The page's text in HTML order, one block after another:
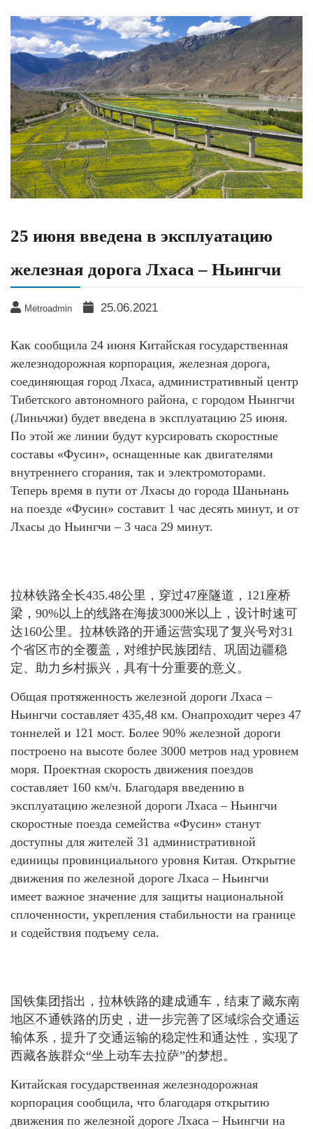
25 июня введена в эксплуатацию
железная дорога Лхаса – Ньингчи
Metroadmin 25.06.2021
Как сообщила 24 июня Китайская государственная
железнодорожная корпорация, железная дорога,
соединяющая город Лхаса, административный центр
Тибетского автономного района, с городом Ньингчи
(Линьчжи) будет введена в эксплуатацию 25 июня.
По этой же линии будут курсировать скоростные
составы «Фусин», оснащенные как двигателями
внутреннего сгорания, так и электромоторами.
Теперь время в пути от Лхасы до города Шаньнань
на поезде «Фусин» составит 1 час десять минут, и от
Лхасы до Ньингчи – 3 часа 29 минут.
拉林铁路全长435.48公里，穿过47座隧道，121座桥
梁，90%以上的线路在海拔3000米以上，设计时速可
达160公里。拉林铁路的开通运营实现了复兴号对31
个省区市的全覆盖，对维护民族团结、巩固边疆稳
定、助力乡村振兴，具有十分重要的意义。
Общая протяженность железной дороги Лхаса –
Ньингчи составляет 435,48 км. Онапроходит через 47
тоннелей и 121 мост. Более 90% железной дороги
построено на высоте более 3000 метров над уровнем
моря. Проектная скорость движения поездов
составляет 160 км/ч. Благодаря введению в
эксплуатацию железной дороги Лхаса – Ньингчи
скоростные поезда семейства «Фусин» станут
доступны для жителей 31 административной
единицы провинциального уровня Китая. Открытие
движения по железной дороге Лхаса – Ньингчи
имеет важное значение для защиты национальной
сплоченности, укрепления стабильности на границе
и содействия подъему села.
国铁集团指出，拉林铁路的建成通车，结束了藏东南
地区不通铁路的历史，进一步完善了区域综合交通运
输体系，提升了交通运输的稳定性和通达性，实现了
西藏各族群众“坐上动车去拉萨”的梦想。
Китайская государственная железнодорожная
корпорация сообщила, что благодаря открытию
движения по железной дороге Лхаса – Ньингчи на